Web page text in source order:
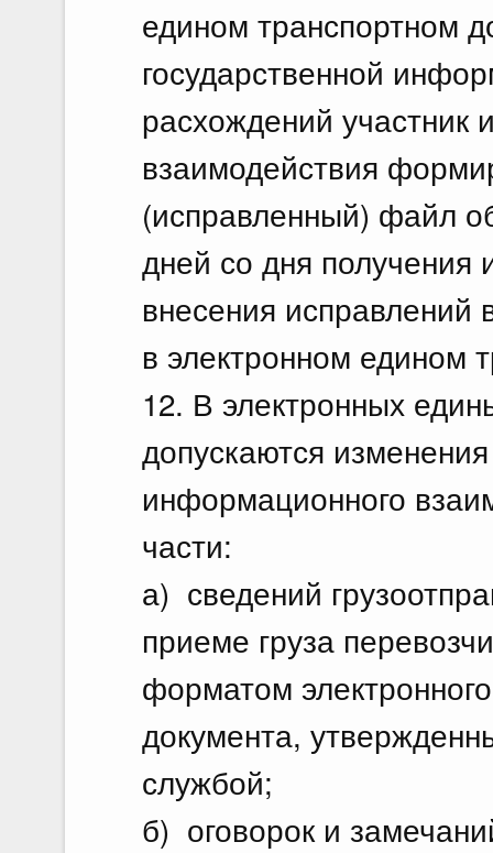
едином транспортном
государственной
расхождений участник
взаимодействия
(исправленный) файл
дней со дня
внесения
в электронном едином
12. В электронных
допускаются
информационного
части:
а) сведений
приеме груза
форматом
документа,
службой;
б) оговорок и